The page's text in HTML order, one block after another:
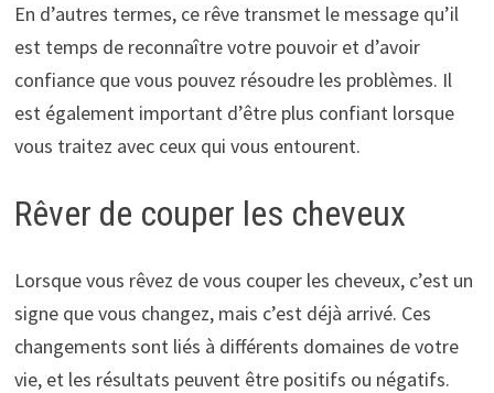
En d’autres termes, ce rêve transmet le message qu’il
est temps de reconnaître votre pouvoir et d’avoir
confiance que vous pouvez résoudre les problèmes. Il
est également important d’être plus confiant lorsque
vous traitez avec ceux qui vous entourent.
Rêver de couper les cheveux
Lorsque vous rêvez de vous couper les cheveux, c’est un
signe que vous changez, mais c’est déjà arrivé. Ces
changements sont liés à différents domaines de votre
vie, et les résultats peuvent être positifs ou négatifs.